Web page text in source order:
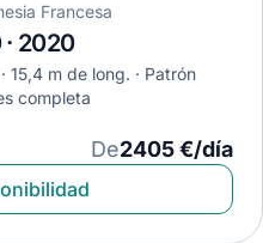
Francesa
2020
15,4 m de long.
Patrón
completa
De2405 €/día